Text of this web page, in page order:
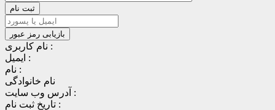
نام کاربری :
ایمیل :
نام :
نام خانوادگی
آدرس وب سایت :
تاریخ ثبت نام :